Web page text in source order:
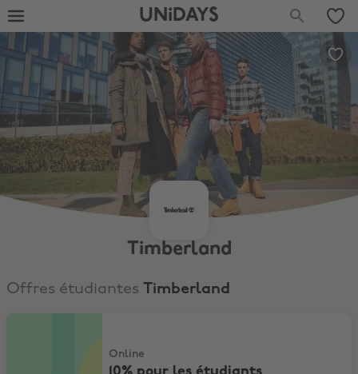
UNiDAYS
Timberland
Offres étudiantes Timberland
Online